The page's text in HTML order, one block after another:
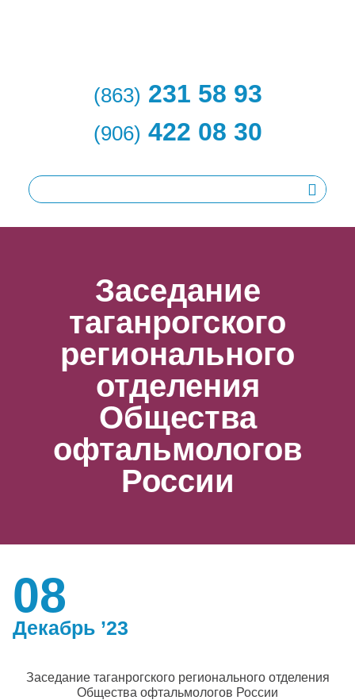
(863) 231 58 93
(906) 422 08 30
Заседание
таганрогского
регионального
отделения
Общества
офтальмологов
России
08
Декабрь ’23
Заседание таганрогского регионального отделения
Общества офтальмологов России